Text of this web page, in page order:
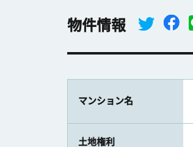
物件情報
マンション名
土地権利